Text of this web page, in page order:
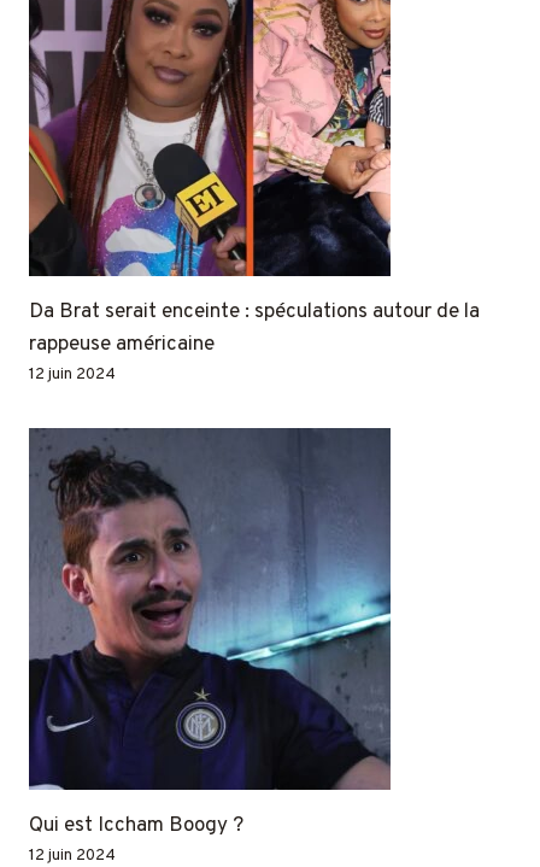
Da Brat serait enceinte : spéculations autour de la
rappeuse américaine
12 juin 2024
Qui est Iccham Boogy ?
12 juin 2024